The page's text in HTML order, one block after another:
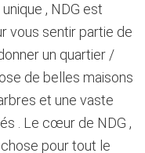
, NDG est
vous sentir partie de
un quartier /
de belles maisons
et une vaste
. Le cœur de NDG ,
pour tout le